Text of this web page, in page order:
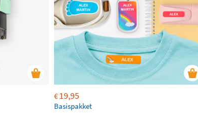
€19,95
Basispakket